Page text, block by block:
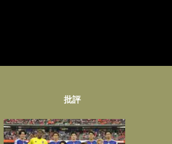
批評